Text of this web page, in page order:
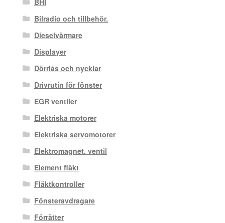
BHI
Bilradio och tillbehör.
Dieselvärmare
Displayer
Dörrlås och nycklar
Drivrutin för fönster
EGR ventiler
Elektriska motorer
Elektriska servomotorer
Elektromagnet. ventil
Element fläkt
Fläktkontroller
Fönsteravdragare
Förrätter